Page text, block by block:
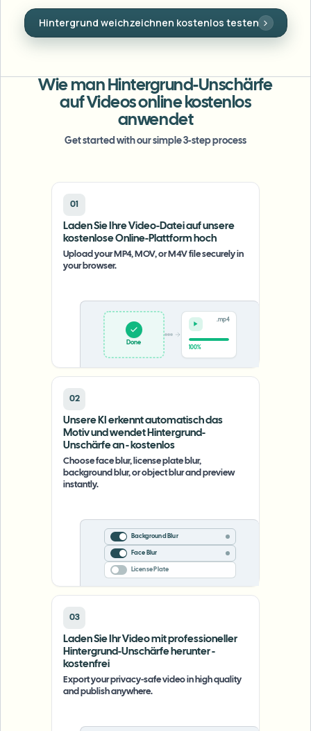
Gesichtstausch - Video
Video-Intelligenz
Massen-Gesichtsweichzeichnung
Hochdurchsatz-Pipelines
API & SDK
Uploads, Jobs und Webhooks automatisieren
Video-Intelligenz
Massen-Hintergrundentfernung
Gesichter weichzeichnen
Schützen Sie Identitäten mit sauberer
Gesichtsmaskierung mit nur einem Klick.
Nummernschild weichzeichnen kostenlos testen
Wie man Hintergrund-Unschärfe
auf Videos online kostenlos
anwendet
Get started with our simple 3-step process
01
Laden Sie Ihre Video-Datei auf unsere
kostenlose Online-Plattform hoch
Upload your MP4, MOV, or M4V file securely in
your browser.
Upload
0%
.mp4
02
Unsere KI erkennt automatisch das
Motiv und wendet Hintergrund-
Unschärfe an - kostenlos
Choose face blur, license plate blur,
background blur, or object blur and preview
instantly.
Background Blur
Face Blur
License Plate
03
Laden Sie Ihr Video mit professioneller
Hintergrund-Unschärfe herunter -
kostenfrei
Export your privacy-safe video in high quality
and publish anywhere.